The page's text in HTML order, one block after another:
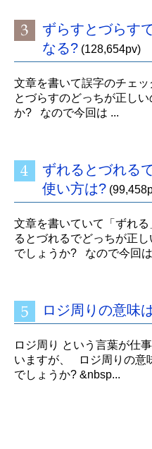
ずらすとづらす
なる? (128,654pv)
文章を書いて誤字のチェ
とづらすのどっちが正し
か? なので今回は ...
ずれるとづれる
使い方は?
文章を書いていて「ずれ
るとづれるでどっちが正
でしょうか? なので今回
ロジ周りの意味
ロジ周り という言葉が仕
いますが、 ロジ周りの意
でしょうか? &nbsp...